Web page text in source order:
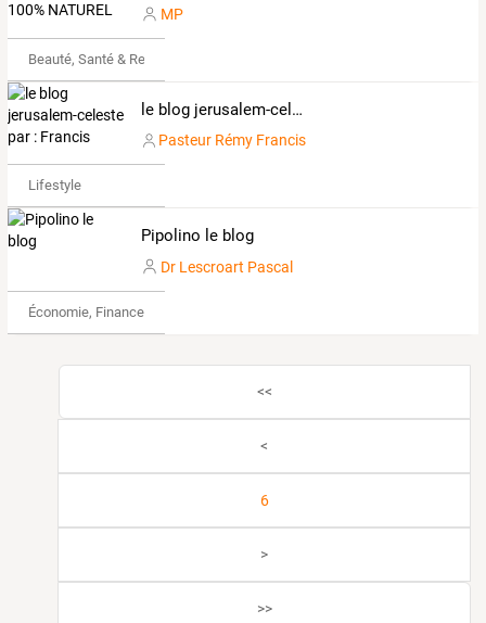
MP
Beauté, Santé & Remise en forme
le blog jerusalem-celeste par : Francis
Pasteur Rémy Francis
Lifestyle
Pipolino le blog
Dr Lescroart Pascal
Économie, Finance & Droit
<<
<
6
>
>>